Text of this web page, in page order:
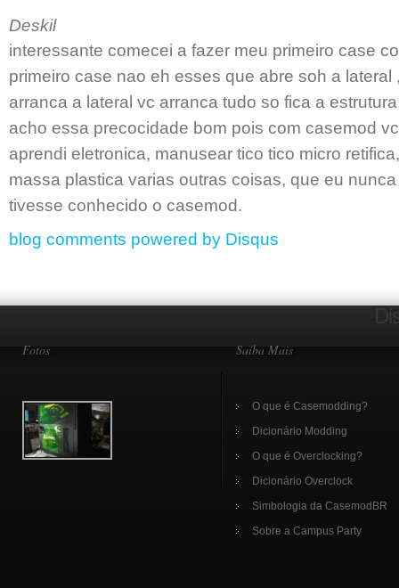
Deskil
interessante comecei a fazer meu primeiro case
primeiro case nao eh esses que abre soh a
arranca a lateral vc arranca tudo so fica a
acho essa precocidade bom pois com casemod
aprendi eletronica, manusear tico tico micro
massa plastica varias outras coisas, que eu
tivesse conhecido o casemod.
blog comments powered by Disqus
Fotos Saiba Mais
O que é Casemodding?
Dicionário Modding
O que é Overclocking?
Dicionário Overclock
Simbologia da CasemodBR
Sobre a Campus Party